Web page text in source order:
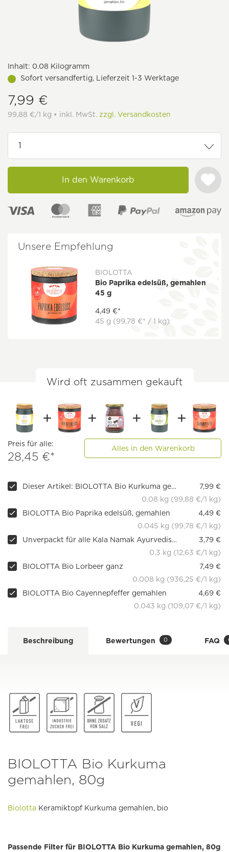
Inhalt: 0.08 Kilogramm
Sofort versandfertig, Lieferzeit 1-3 Werktage
7,99 €
99,88 €/1 kg • inkl. MwSt. zzgl. Versandkosten
In den Warenkorb
Unsere Empfehlung
BIOLOTTA
Bio Paprika edelsüß, gemahlen
45 g
4,49 €*
45 g (99,78 €* / 1 kg)
Wird oft zusammen gekauft
Preis für alle:
28,45 €*
Alles in den Warenkorb
Dieser Artikel: BIOLOTTA Bio Kurkuma gemahlen, 80g
7,99 €
0.08 kg (99,88 €/1 kg)
BIOLOTTA Bio Paprika edelsüß, gemahlen
4,49 €
0.045 kg (99,78 €/1 kg)
Unverpackt für alle Kala Namak Ayurvedisches Schwarzsalz
3,79 €
0.3 kg (12,63 €/1 kg)
BIOLOTTA Bio Lorbeer ganz
7,49 €
0.008 kg (936,25 €/1 kg)
BIOLOTTA Bio Cayennepfeffer gemahlen
4,69 €
0.043 kg (109,07 €/1 kg)
Beschreibung Bewertungen 0 FAQ
BIOLOTTA Bio Kurkuma
gemahlen, 80g
Biolotta Keramiktopf Kurkuma gemahlen, bio
Passende Filter für BIOLOTTA Bio Kurkuma gemahlen, 80g